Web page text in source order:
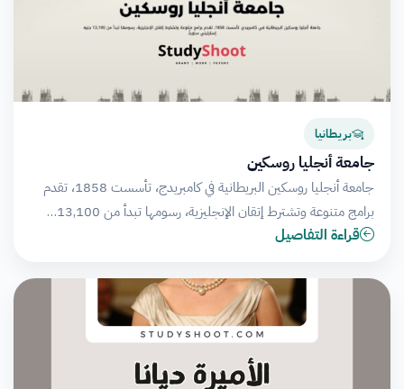
بريطانيا
جامعة أنجليا روسكين
جامعة أنجليا روسكين البريطانية في كامبريدج، تأسست 1858، تقدم
برامج متنوعة وتشترط إتقان الإنجليزية، رسومها تبدأ من 13,100…
قراءة التفاصيل